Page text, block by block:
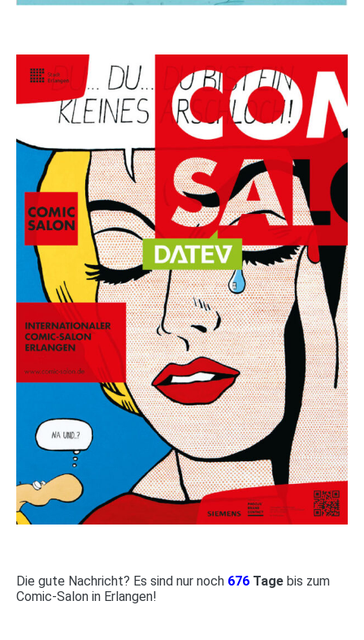
Die gute Nachricht? Es sind nur noch 676 Tage bis zum
Comic-Salon in Erlangen!